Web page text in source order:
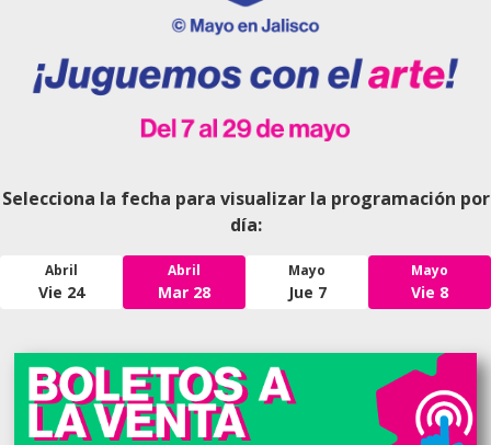
Selecciona la fecha para visualizar la programación por
día:
Abril
Vie 24
Abril
Mar 28
Mayo
Jue 7
Mayo
Vie 8